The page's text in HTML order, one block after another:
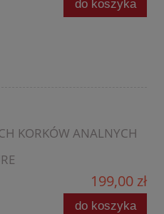
do koszyka
KORKÓW ANALNYCH
199,00 zł
do koszyka